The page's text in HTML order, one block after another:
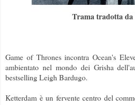
Trama tradotta da
Game of Thrones incontra Ocean's
ambientato nel mondo dei Grisha
bestselling Leigh Bardugo.
Ketterdam è un fervente centro del